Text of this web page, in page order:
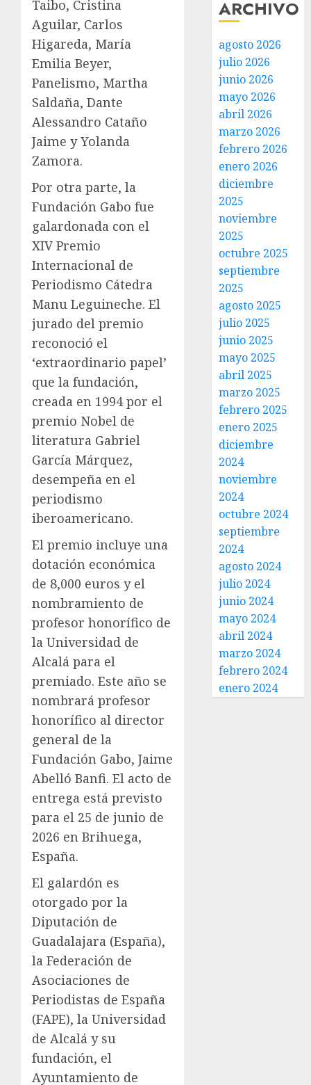
Taibo, Cristina
Aguilar, Carlos
Higareda, María
Emilia Beyer,
Panelismo, Martha
Saldaña, Dante
Alessandro Cataño
Jaime y Yolanda
Zamora.
Por otra parte, la
Fundación Gabo fue
galardonada con el
XIV Premio
Internacional de
Periodismo Cátedra
Manu Leguineche. El
jurado del premio
reconoció el
‘extraordinario papel’
que la fundación,
creada en 1994 por el
premio Nobel de
literatura Gabriel
García Márquez,
desempeña en el
periodismo
iberoamericano.
El premio incluye una
dotación económica
de 8,000 euros y el
nombramiento de
profesor honorífico de
la Universidad de
Alcalá para el
premiado. Este año se
nombrará profesor
honorífico al director
general de la
Fundación Gabo, Jaime
Abelló Banfi. El acto de
entrega está previsto
para el 25 de junio de
2026 en Brihuega,
España.
El galardón es
otorgado por la
Diputación de
Guadalajara (España),
la Federación de
Asociaciones de
Periodistas de España
(FAPE), la Universidad
de Alcalá y su
fundación, el
Ayuntamiento de
ARCHIVO
agosto 2026
julio 2026
junio 2026
mayo 2026
abril 2026
marzo 2026
febrero 2026
enero 2026
diciembre
2025
noviembre
2025
octubre 2025
septiembre
2025
agosto 2025
julio 2025
junio 2025
mayo 2025
abril 2025
marzo 2025
febrero 2025
enero 2025
diciembre
2024
noviembre
2024
octubre 2024
septiembre
2024
agosto 2024
julio 2024
junio 2024
mayo 2024
abril 2024
marzo 2024
febrero 2024
enero 2024